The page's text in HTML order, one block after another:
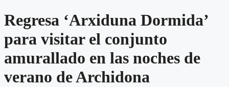
Regresa ‘Arxiduna Dormida’
para visitar el conjunto
amurallado en las noches de
verano de Archidona